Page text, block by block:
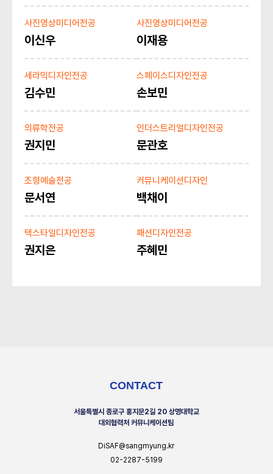
이신우
사진영상미디어전공
이재용
사진영상미디어전공
김수민
세라믹디자인전공
손보민
스페이스디자인전공
권지민
의류학전공
문관호
인더스트리얼디자인전공
문서연
조형예술전공
백채이
커뮤니케이션디자인
권지은
텍스타일디자인전공
주혜민
패션디자인전공
CONTACT
서울특별시 종로구 홍지문2길 20 상명대학교
대외협력처 커뮤니케이션팀
DiSAF@sangmyung.kr
02-2287-5199